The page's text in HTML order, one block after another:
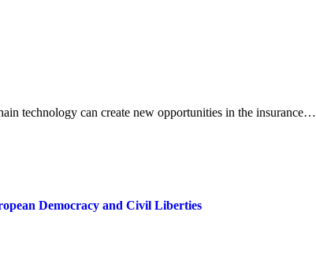
technology can create new opportunities in the insurance…
Democracy and Civil Liberties